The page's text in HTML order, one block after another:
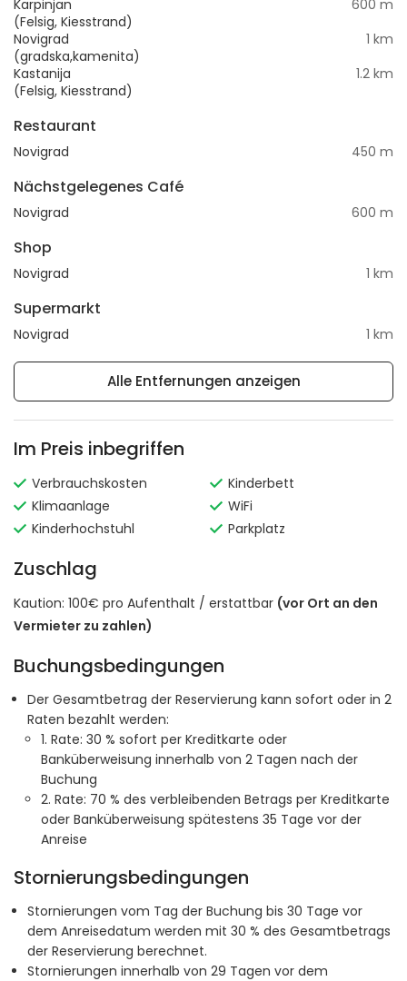
Karpinjan
(Felsig, Kiesstrand)
600 m
Novigrad
(gradska,kamenita)
1 km
Kastanija
(Felsig, Kiesstrand)
1.2 km
Restaurant
Novigrad 450 m
Nächstgelegenes Café
Novigrad 600 m
Shop
Novigrad 1 km
Supermarkt
Novigrad 1 km
Alle Entfernungen anzeigen
Im Preis inbegriffen
Verbrauchskosten
Klimaanlage
Kinderhochstuhl
Kinderbett
WiFi
Parkplatz
Zuschlag
Kaution: 100€ pro Aufenthalt / erstattbar (vor Ort an den
Vermieter zu zahlen)
Buchungsbedingungen
Der Gesamtbetrag der Reservierung kann sofort oder in 2
Raten bezahlt werden:
1. Rate: 30 % sofort per Kreditkarte oder
Banküberweisung innerhalb von 2 Tagen nach der
Buchung
2. Rate: 70 % des verbleibenden Betrags per Kreditkarte
oder Banküberweisung spätestens 35 Tage vor der
Anreise
Stornierungsbedingungen
Stornierungen vom Tag der Buchung bis 30 Tage vor
dem Anreisedatum werden mit 30 % des Gesamtbetrags
der Reservierung berechnet.
Stornierungen innerhalb von 29 Tagen vor dem